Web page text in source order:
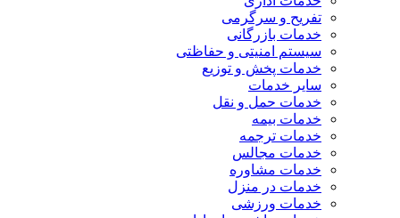
تفریح و سرگرمی
خدمات بازرگانی
سیستم امنیتی و حفاظتی
خدمات پخش و توزیع
سایر خدمات
خدمات حمل و نقل
خدمات بیمه
خدمات ترجمه
خدمات مجالس
خدمات مشاوره
خدمات در منزل
خدمات ورزشی